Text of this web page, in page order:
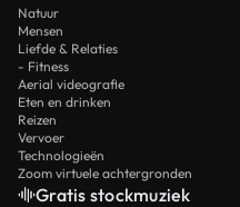
Natuur
Mensen
Liefde & Relaties
- Fitness
Aerial videografie
Eten en drinken
Reizen
Vervoer
Technologieën
Zoom virtuele achtergronden
Gratis stockmuziek